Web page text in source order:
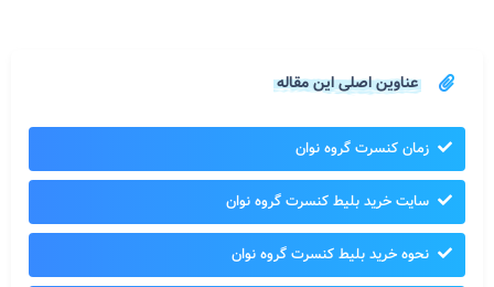
عناوین اصلی این مقاله
زمان کنسرت گروه نوان
سایت خرید بلیط کنسرت گروه نوان
نحوه خرید بلیط کنسرت گروه نوان